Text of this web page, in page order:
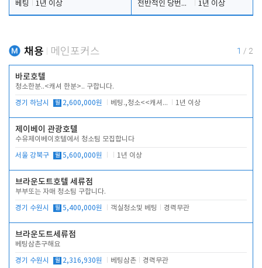
베팅
1년 이상
전반적인 당번업무
1년 이상
채용 메인포커스 1 / 2
바로호텔
청소한분..<캐셔 한분>.. 구합니다.
경기 하남시 월 2,600,000원 베팅.,청소<<캐셔 모셔봅니다. 1년 이상
제이베이 관광호텔
수유제이베이호텔에서 청소팀 모집합니다
서울 강북구 월 5,600,000원 1년 이상
브라운도트호텔 세류점
부부또는 자매 청소팀 구합니다.
경기 수원시 월 5,400,000원 객실청소및 베팅 경력무관
브라운도트세류점
베팅삼촌구해요
경기 수원시 월 2,316,930원 베팅삼촌 경력무관